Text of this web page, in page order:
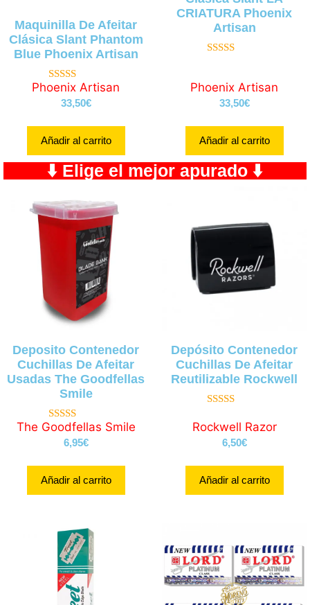
Maquinilla De Afeitar
Clásica Slant Phantom
Blue Phoenix Artisan
5.00
de 5
Phoenix Artisan
33,50€
Añadir al carrito
CRIATURA Phoenix
Artisan
Phoenix Artisan
33,50€
Añadir al carrito
⬇️ Elige el mejor apurado ⬇️
Deposito Contenedor
Cuchillas De Afeitar
Usadas The Goodfellas
Smile
4.33
de 5
The Goodfellas Smile
6,95€
Añadir al carrito
Depósito Contenedor
Cuchillas De Afeitar
Reutilizable Rockwell
de 5
Rockwell Razor
6,50€
Añadir al carrito